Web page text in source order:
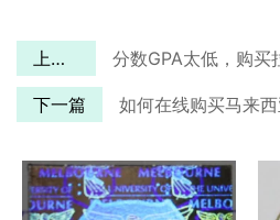
上一篇
下一篇 如何在线购买马来